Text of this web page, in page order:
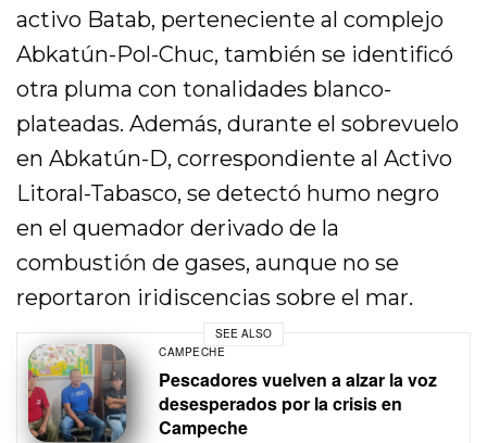
activo Batab, perteneciente al complejo
Abkatún-Pol-Chuc, también se identificó
otra pluma con tonalidades blanco-
plateadas. Además, durante el sobrevuelo
en Abkatún-D, correspondiente al Activo
Litoral-Tabasco, se detectó humo negro
en el quemador derivado de la
combustión de gases, aunque no se
reportaron iridiscencias sobre el mar.
SEE ALSO
CAMPECHE
Pescadores vuelven a alzar la voz
desesperados por la crisis en
Campeche